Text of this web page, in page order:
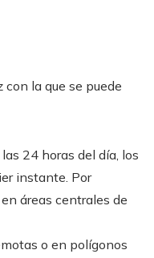
la que se puede
24 horas del día, los
instante. Por
áreas centrales de
o en polígonos